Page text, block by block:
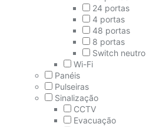
24 portas
4 portas
48 portas
8 portas
Switch neutro
Wi-Fi
Panéis
Pulseiras
Sinalização
CCTV
Evacuação